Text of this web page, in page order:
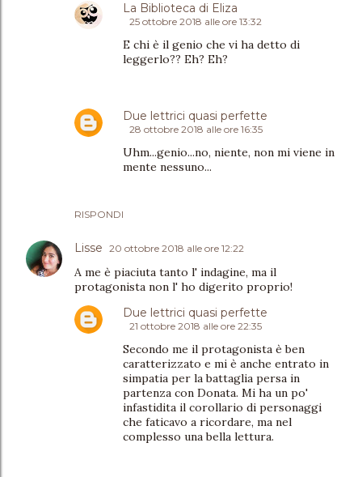
RISPONDI
La Biblioteca di Eliza
25 ottobre 2018 alle ore 13:32
E chi è il genio che vi ha detto di
leggerlo?? Eh? Eh?
Due lettrici quasi perfette
28 ottobre 2018 alle ore 16:35
Uhm...genio...no, niente, non mi viene in
mente nessuno...
Lisse 20 ottobre 2018 alle ore 12:22
A me è piaciuta tanto l' indagine, ma il
protagonista non l' ho digerito proprio!
Due lettrici quasi perfette
21 ottobre 2018 alle ore 22:35
Secondo me il protagonista è ben
caratterizzato e mi è anche entrato in
simpatia per la battaglia persa in
partenza con Donata. Mi ha un po'
infastidita il corollario di personaggi
che faticavo a ricordare, ma nel
complesso una bella lettura.